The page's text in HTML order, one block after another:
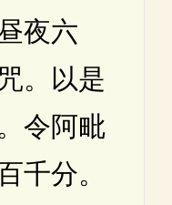
夜六
。以是
令阿毗
千分。